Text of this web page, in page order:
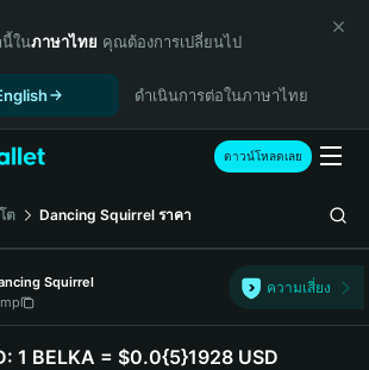
ในภาษาไทย คุณต้องการเปลี่ยนไป
ดำเนินการต่อในภาษาไทย
ดาวน์โหลดเลย
ต Dancing Squirrel ราคา
Squirrel
ความเสี่ยง
1 BELKA = $0.0{5}1928 USD